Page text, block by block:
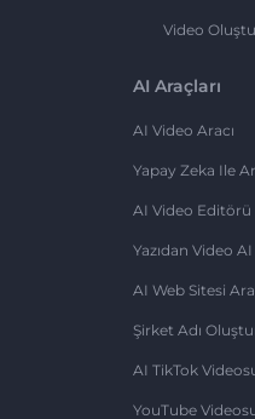
Video
AI Araçları
AI Video Aracı
Yapay Zeka Ile
AI Video Editörü
Yazıdan Video AI
AI Web Sitesi
Şirket Adı
AI TikTok
YouTube